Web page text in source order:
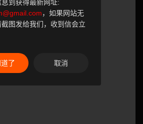
到获得最新网址:
，如果网站无
图发给我们，收到信会立
了 取消